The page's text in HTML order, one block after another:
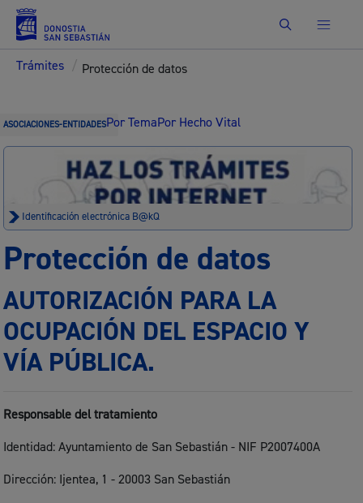
Buscar
Trámites / Protección de datos
ASOCIACIONES-ENTIDADESPor TemaPor Hecho Vital
Identificación electrónica B@kQ
Protección de datos
AUTORIZACIÓN PARA LA
OCUPACIÓN DEL ESPACIO Y
VÍA PÚBLICA.
Responsable del tratamiento
Identidad: Ayuntamiento de San Sebastián - NIF P2007400A
Dirección: Ijentea, 1 - 20003 San Sebastián